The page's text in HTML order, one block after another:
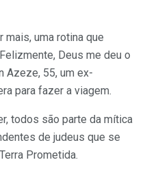
uma rotina que
Deus me deu o
Azeze, 55, um ex-
para fazer a viagem.
todos são parte da mítica
de judeus que se
Prometida.